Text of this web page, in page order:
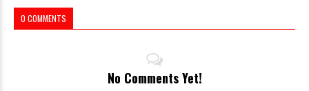
0 COMMENTS
No Comments Yet!